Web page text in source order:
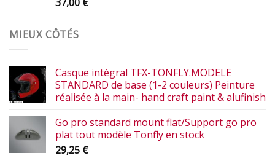
MIEUX CÔTÉS
Casque intégral TFX-TONFLY.MODELE
STANDARD de base (1-2 couleurs) Peinture
réalisée à la main- hand craft paint & alufinish
Go pro standard mount flat/Support go pro
plat tout modèle Tonfly en stock
29,25 €